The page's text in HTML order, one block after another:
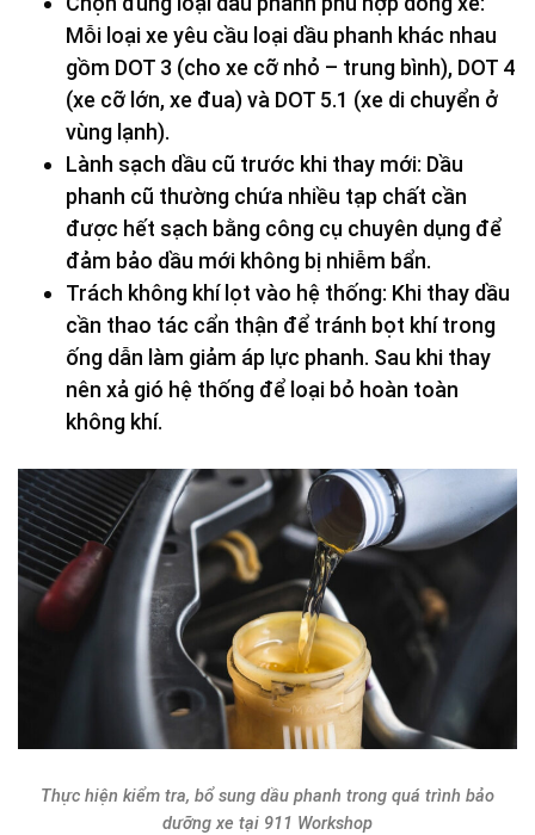
Mỗi loại xe yêu cầu loại dầu phanh khác nhau
gồm DOT 3 (cho xe cỡ nhỏ – trung bình), DOT 4
(xe cỡ lớn, xe đua) và DOT 5.1 (xe di chuyển ở
vùng lạnh).
Lành sạch dầu cũ trước khi thay mới: Dầu
phanh cũ thường chứa nhiều tạp chất cần
được hết sạch bằng công cụ chuyên dụng để
đảm bảo dầu mới không bị nhiễm bẩn.
Trách không khí lọt vào hệ thống: Khi thay dầu
cần thao tác cẩn thận để tránh bọt khí trong
ống dẫn làm giảm áp lực phanh. Sau khi thay
nên xả gió hệ thống để loại bỏ hoàn toàn
không khí.
Thực hiện kiểm tra, bổ sung dầu phanh trong quá trình bảo
dưỡng xe tại 911 Workshop